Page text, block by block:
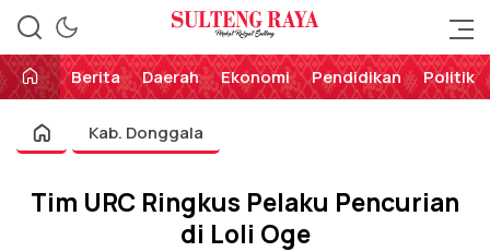
Sulteng Raya
Perekat Rakyat Sulteng
Berita
Daerah Ekonomi Pendidikan Politik
Kab. Donggala
Tim URC Ringkus Pelaku Pencurian
di Loli Oge